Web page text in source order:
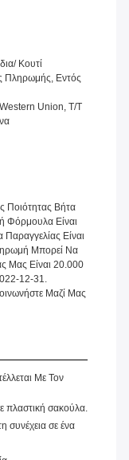
Κουτί
Πληρωμής, Εντός
Union, T/T
Ποιότητας Βήτα
Φόρμουλα Είναι
Είναι
Μπορεί Να
Μας Είναι 20.000
12-31.
Μαζί Μας
Με Τον
πλαστική σακούλα.
συνέχεια σε ένα